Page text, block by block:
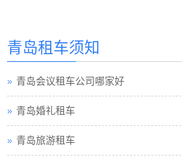
青岛租车须知
青岛会议租车公司哪家好
青岛婚礼租车
青岛旅游租车